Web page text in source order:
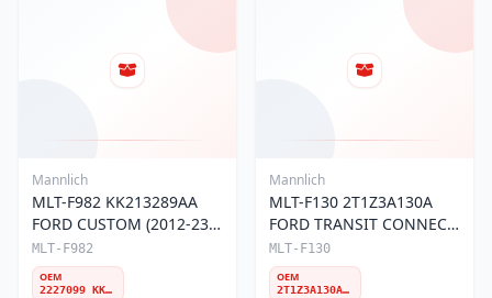
Mannlich
MLT-F982 KK213289AA
FORD CUSTOM (2012-23)
ÖN ROTBAŞI
MLT-F982
OEM
2227099 KK213289AA KK263289AA 2360730
Mannlich
MLT-F130 2T1Z3A130A
FORD TRANSIT CONNECT
(2002-13) ÖN ROTBAŞI
MLT-F130
OEM
2T1Z3A130A 4381840 W12T143289AA 2T143289AA